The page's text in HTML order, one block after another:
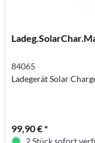
84065
Ladegerät Solar
99,90 € *
2 Stück sofort